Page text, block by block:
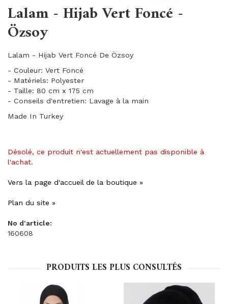
Lalam - Hijab Vert Foncé -
Özsoy
Lalam - Hijab Vert Foncé De Özsoy
- Couleur: Vert Foncé
- Matériels: Polyester
- Taille: 80 cm x 175 cm
- Conseils d'entretien: Lavage à la main
Made In Turkey
Désolé, ce produit n'est actuellement pas disponible à
l'achat.
Vers la page d'accueil de la boutique »
Plan du site »
No d'article:
160608
PRODUITS LES PLUS CONSULTÉS